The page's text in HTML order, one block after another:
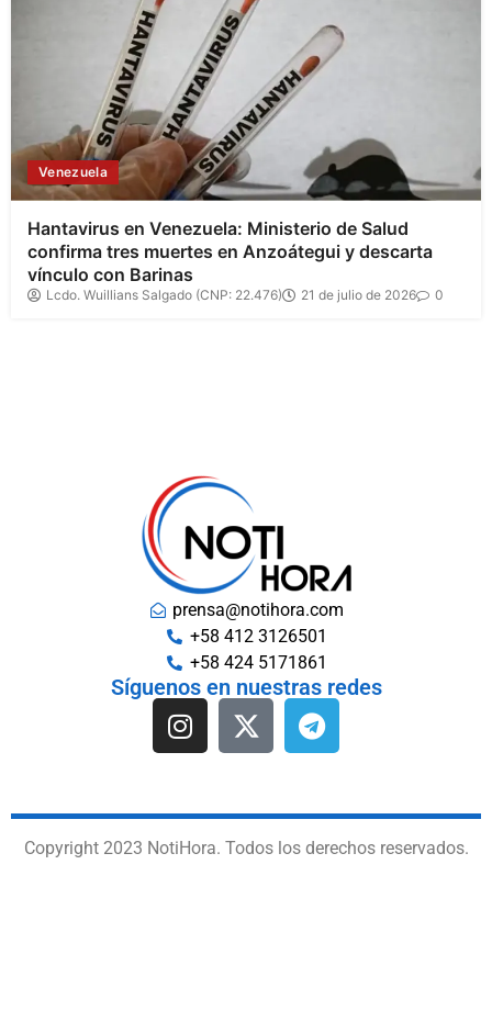
Venezuela
Hantavirus en Venezuela: Ministerio de Salud
confirma tres muertes en Anzoátegui y descarta
vínculo con Barinas
Lcdo. Wuillians Salgado (CNP: 22.476) 21 de julio de 2026 0
prensa@notihora.com
+58 412 3126501
+58 424 5171861
Síguenos en nuestras redes
Copyright 2023 NotiHora. Todos los derechos reservados.